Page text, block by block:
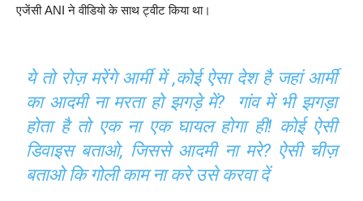
एजेंसी ANI ने वीडियो के साथ ट्वीट किया था।
ये तो रोज़ मरेंगे आर्मी में ,कोई ऐसा देश है जहां आर्मी
का आदमी ना मरता हो झगड़े में? गांव में भी झगड़ा
होता है तो एक ना एक घायल होगा ही! कोई ऐसी
डिवाइस बताओ, जिससे आदमी ना मरे? ऐसी चीज़
बताओ कि गोली काम ना करे उसे करवा दें